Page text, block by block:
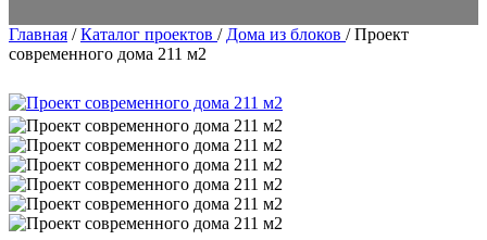
Главная /Каталог проектов / Дома из блоков /Проект
современного дома 211 м2